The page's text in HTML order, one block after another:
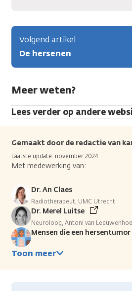
Volgend artikel
De hersenen
Meer weten?
Lees verder op andere
Gemaakt door de redactie van
Laatste update: november 2024
Met medewerking van:
Dr. An Claes
Radiotherapeut, UMC Utrecht
Dr. Merel Luitse
Neuroloog, Antoni van
Mensen die een
Toon meer